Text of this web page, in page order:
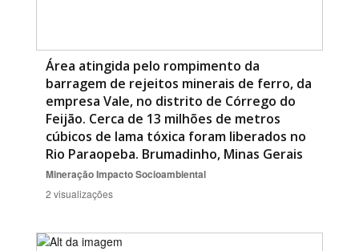
Área atingida pelo rompimento da
barragem de rejeitos minerais de ferro, da
empresa Vale, no distrito de Córrego do
Feijão. Cerca de 13 milhões de metros
cúbicos de lama tóxica foram liberados no
Rio Paraopeba. Brumadinho, Minas Gerais
MineraçãoImpacto Socioambiental
2 visualizações